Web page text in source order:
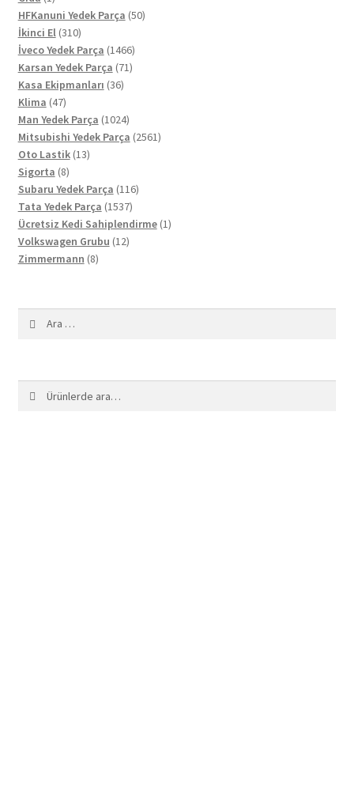
ürün
HFKanuni Yedek Parça 5050
İkinci El 310310
ürün
İveco Yedek Parça 14661466
ürün
Karsan Yedek Parça 7171
Kasa Ekipmanları 3636
Klima 4747
ürün
Man Yedek Parça 10241024
ürün
Mitsubishi Yedek Parça 25612561
Oto Lastik 1313
Sigorta 88
ürün
Subaru Yedek Parça 116116
Tata Yedek Parça 15371537
ürün
Ücretsiz Kedi Sahiplendirme 11
Volkswagen Grubu 1212
Zimmermann 88